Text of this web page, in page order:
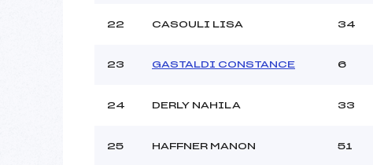
22 CASOULI LISA 34
23 GASTALDI CONSTANCE 6
24 DERLY NAHILA 33
25 HAFFNER MANON 51